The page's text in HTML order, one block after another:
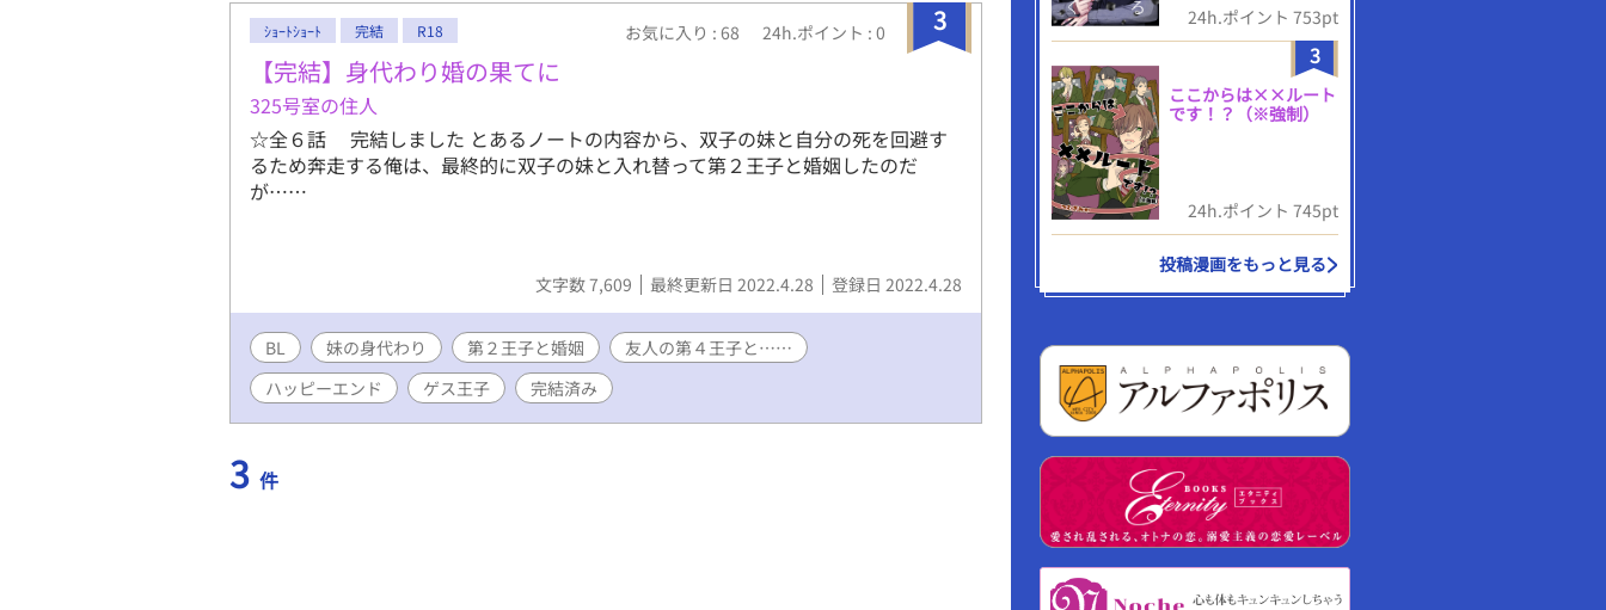
3
ｼｮｰﾄｼｮｰﾄ 完結 R18 お気に入り : 68 24h.ポイント : 0
【完結】身代わり婚の果てに
325号室の住人
☆全６話 完結しました とあるノートの内容から、双子の妹と自分の死を回避す
るため奔走する俺は、最終的に双子の妹と入れ替って第２王子と婚姻したのだ
が……
文字数 7,609 最終更新日 2022.4.28 登録日 2022.4.28
BL 妹の身代わり 第２王子と婚姻
友人の第４王子と……
ハッピーエンド
ゲス王子 完結済み
3 件
24h.ポイント 753pt
3
ここからは××ルート
です！？（※強制）
24h.ポイント 745pt
投稿漫画をもっと見る